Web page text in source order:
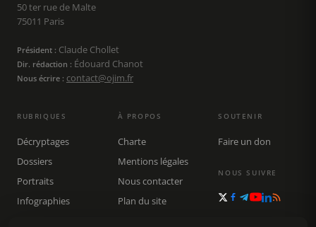
50 ter rue de Malte
75011 Paris
Président : Claude Chollet
Dir. rédaction : Édouard Chanot
Nous écrire : contact@ojim.fr
RUBRIQUES
Décryptages
Dossiers
Portraits
Infographies
À PROPOS
Charte
Mentions légales
Nous contacter
Plan du site
SOUTENIR
Faire un don
NOUS SUIVRE